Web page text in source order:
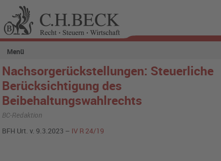
Menü
Nachsorgerückstellungen: Steuerliche
Berücksichtigung des
Beibehaltungswahlrechts
BC-Redaktion
BFH Urt. v. 9.3.2023 – IV R 24/19